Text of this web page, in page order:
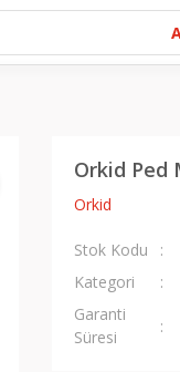
Orkid Ped
Orkid
Stok Kodu
Kategori
Garanti
Süresi